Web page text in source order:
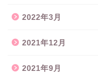
2022年3月
2021年12月
2021年9月